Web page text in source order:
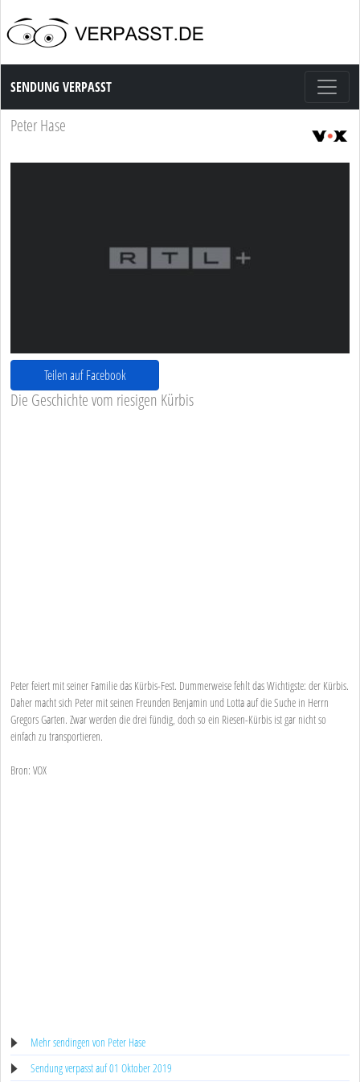
Sendung Verpasst
SENDUNG VERPASST
Peter Hase
Teilen auf Facebook
Die Geschichte vom riesigen Kürbis
Peter feiert mit seiner Familie das Kürbis-Fest. Dummerweise fehlt das Wichtigste: der Kürbis.
Daher macht sich Peter mit seinen Freunden Benjamin und Lotta auf die Suche in Herrn
Gregors Garten. Zwar werden die drei fündig, doch so ein Riesen-Kürbis ist gar nicht so
einfach zu transportieren.
Bron: VOX
Mehr sendingen von Peter Hase
Sendung verpasst auf 01 Oktober 2019